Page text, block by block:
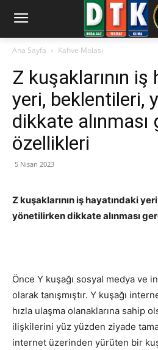
Ana Sayfa Kahve Molası
Z kuşaklarının iş
yeri, beklentileri,
dikkate alınması
özellikleri
5 Nisan 2023
Z kuşaklarının iş hayatındaki
yönetilirken dikkate alınması
Önce Y kuşağı sosyal medya ve
olarak tanışmıştır. Y kuşağı
hızla ulaşma olanaklarına sahip
ilişkilerini yüz yüzden ziyade
internet üzerinden yürüten bir